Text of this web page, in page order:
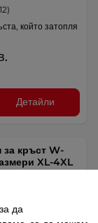
който затопля
Детайли
кръст W-
XL-4XL
ви топли!
да